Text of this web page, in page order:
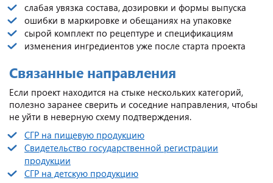
слабая увязка состава, дозировки и формы выпуска
ошибки в маркировке и обещаниях на упаковке
сырой комплект по рецептуре и спецификациям
изменения ингредиентов уже после старта проекта
Связанные направления
Если проект находится на стыке нескольких категорий,
полезно заранее сверить и соседние направления, чтобы
не уйти в неверную схему подтверждения.
СГР на пищевую продукцию
Свидетельство государственной регистрации
продукции
СГР на детскую продукцию